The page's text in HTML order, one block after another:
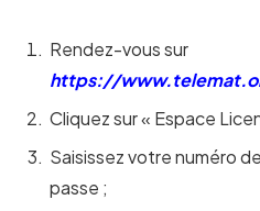
Rendez-vous sur
https://
Cliquez sur « Espace
Saisissez votre numéro
passe ;